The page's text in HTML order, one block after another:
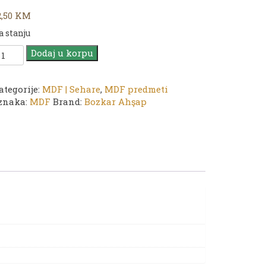
KM
stanju
Dodaj u korpu
MDF | Sehare, MDF predmeti
MDF Brand: Bozkar Ahşap